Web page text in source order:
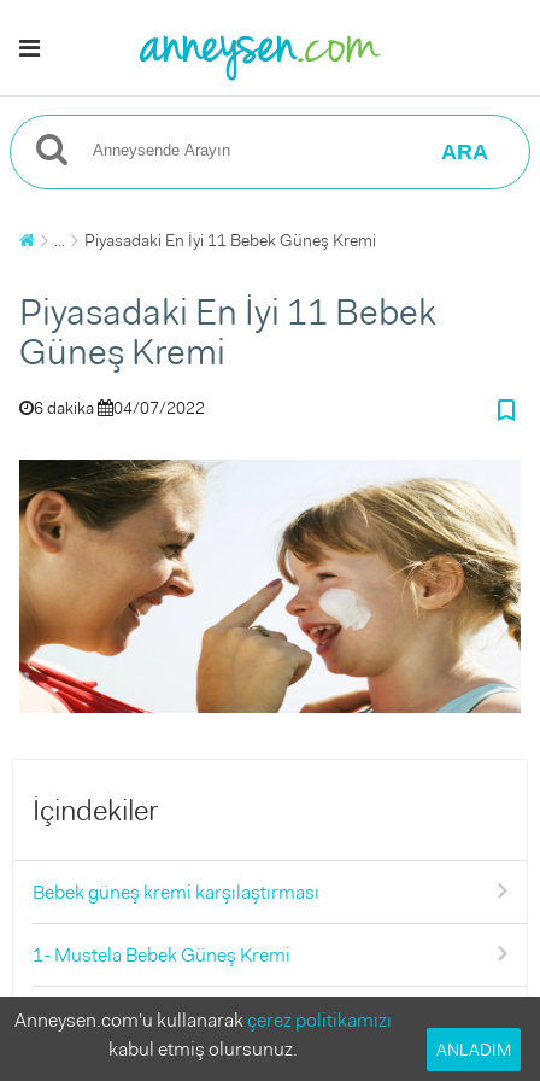
ARA
... Piyasadaki En İyi 11 Bebek Güneş Kremi
Piyasadaki En İyi 11 Bebek
Güneş Kremi
6 dakika 04/07/2022 bookmark_border
İçindekiler
Bebek güneş kremi karşılaştırması
1- Mustela Bebek Güneş Kremi
2- Sebamed Bebek Güneş Kremi 50+ SPF
Anneysen.com'u kullanarakçerez politikamızı
kabul etmiş olursunuz.
ANLADIM